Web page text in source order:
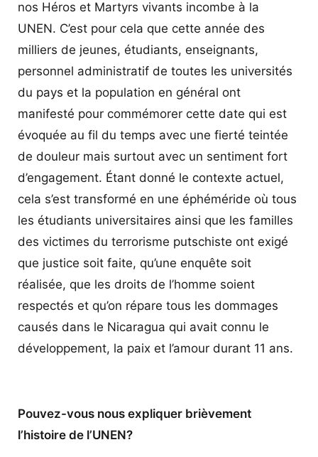
nos Héros et Martyrs vivants incombe à la
UNEN. C’est pour cela que cette année des
milliers de jeunes, étudiants, enseignants,
personnel administratif de toutes les universités
du pays et la population en général ont
manifesté pour commémorer cette date qui est
évoquée au fil du temps avec une fierté teintée
de douleur mais surtout avec un sentiment fort
d’engagement. Étant donné le contexte actuel,
cela s’est transformé en une éphéméride où tous
les étudiants universitaires ainsi que les familles
des victimes du terrorisme putschiste ont exigé
que justice soit faite, qu’une enquête soit
réalisée, que les droits de l’homme soient
respectés et qu’on répare tous les dommages
causés dans le Nicaragua qui avait connu le
développement, la paix et l’amour durant 11 ans.
Pouvez-vous nous expliquer brièvement
l’histoire de l’UNEN?